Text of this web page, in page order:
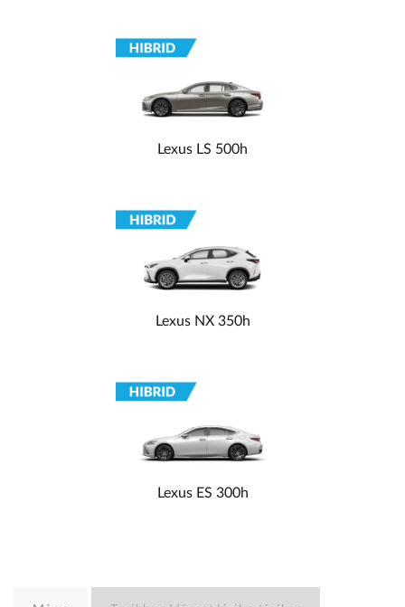
Lexus LS 500h
Lexus NX 350h
Lexus ES 300h